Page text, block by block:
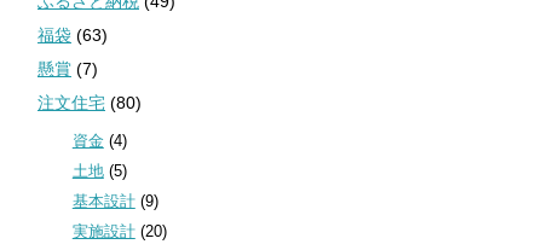
福袋 (63)
懸賞 (7)
注文住宅 (80)
資金(4)
土地(5)
基本設計(9)
実施設計(20)